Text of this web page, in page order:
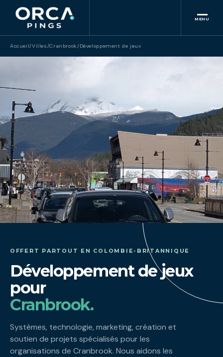
MENU
Accueil/Villes/Cranbrook/Développement de jeux
OFFERT PARTOUT EN COLOMBIE-BRITANNIQUE
Développement de jeux
pour
Cranbrook.
Systèmes, technologie, marketing, création et
soutien de projets spécialisés pour les
organisations de Cranbrook. Nous aidons les